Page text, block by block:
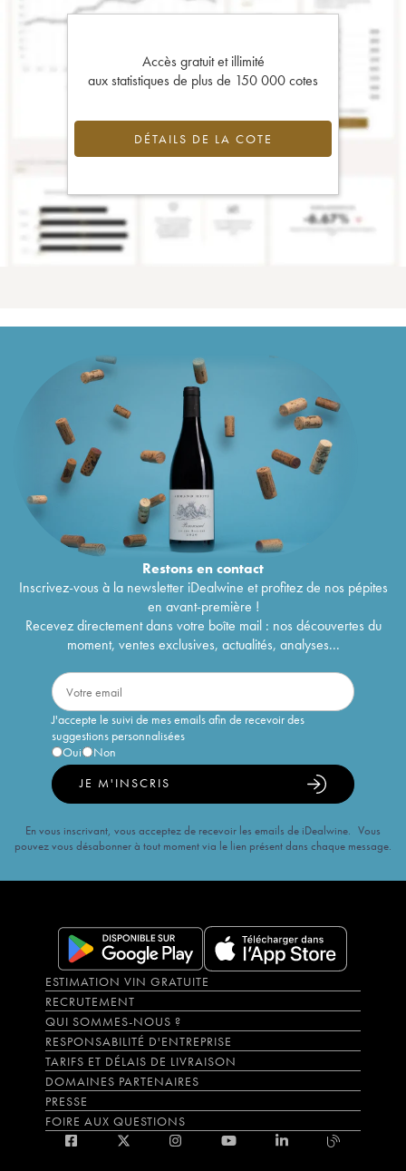
Accès gratuit et illimité
aux statistiques de plus de 150 000 cotes
DÉTAILS DE LA COTE
Restons encontact
Inscrivez-vous à la newsletter iDealwine et profitez de nos pépites
en avant-première !
Recevez directement dans votre boîte mail : nos découvertes du
moment, ventes exclusives, actualités, analyses...
J'accepte le suivi de mes emails afin de recevoir des
suggestions personnalisées
Oui
Non
JE M'INSCRIS
En vous inscrivant, vous acceptez de recevoir les emails de iDealwine. Vous
pouvez vous désabonner à tout moment via le lien présent dans chaque message.
ESTIMATION VIN GRATUITE
RECRUTEMENT
QUI SOMMES-NOUS ?
RESPONSABILITÉ D'ENTREPRISE
TARIFS ET DÉLAIS DE LIVRAISON
DOMAINES PARTENAIRES
PRESSE
FOIRE AUX QUESTIONS